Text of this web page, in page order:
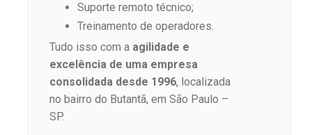
Suporte remoto técnico;
Treinamento de operadores.
Tudo isso com a agilidade e
excelência de uma empresa
consolidada desde 1996, localizada
no bairro do Butantã, em São Paulo –
SP.